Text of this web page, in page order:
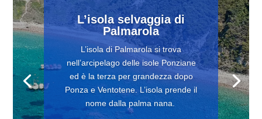
L’isola selvaggia di
Palmarola
L’isola di Palmarola si trova
nell’arcipelago delle isole Ponziane
ed è la terza per grandezza dopo
Ponza e Ventotene. L’isola prende il
nome dalla palma nana.